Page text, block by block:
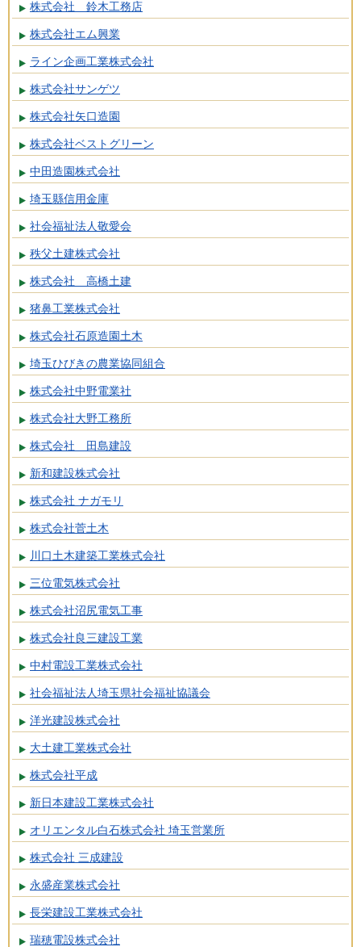
株式会社 鈴木工務店
株式会社エム興業
ライン企画工業株式会社
株式会社サンゲツ
株式会社矢口造園
株式会社ベストグリーン
中田造園株式会社
埼玉縣信用金庫
社会福祉法人敬愛会
秩父土建株式会社
株式会社 高橋土建
猪鼻工業株式会社
株式会社石原造園土木
埼玉ひびきの農業協同組合
株式会社中野電業社
株式会社大野工務所
株式会社 田島建設
新和建設株式会社
株式会社 ナガモリ
株式会社菅土木
川口土木建築工業株式会社
三位電気株式会社
株式会社沼尻電気工事
株式会社良三建設工業
中村電設工業株式会社
社会福祉法人埼玉県社会福祉協議会
洋光建設株式会社
大土建工業株式会社
株式会社平成
新日本建設工業株式会社
オリエンタル白石株式会社 埼玉営業所
株式会社 三成建設
永盛産業株式会社
長栄建設工業株式会社
瑞穂電設株式会社